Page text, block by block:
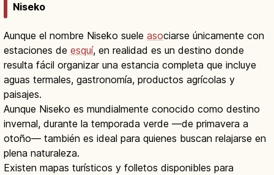
Niseko
Aunque el nombre Niseko suele asociarse únicamente con
estaciones de esquí, en realidad es un destino donde
resulta fácil organizar una estancia completa que incluye
aguas termales, gastronomía, productos agrícolas y
paisajes.
Aunque Niseko es mundialmente conocido como destino
invernal, durante la temporada verde —de primavera a
otoño— también es ideal para quienes buscan relajarse en
plena naturaleza.
Existen mapas turísticos y folletos disponibles para